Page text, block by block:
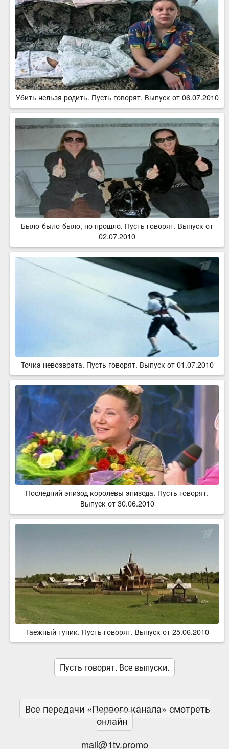
Убить нельзя родить. Пусть говорят. Выпуск от 06.07.2010
Было-было-было, но прошло. Пусть говорят. Выпуск от
02.07.2010
Точка невозврата. Пусть говорят. Выпуск от 01.07.2010
Последний эпизод королевы эпизода. Пусть говорят.
Выпуск от 30.06.2010
Таежный тупик. Пусть говорят. Выпуск от 25.06.2010
Пусть говорят. Все выпуски.
Все передачи «Первого канала» смотреть
онлайн
mail@1tv.promo